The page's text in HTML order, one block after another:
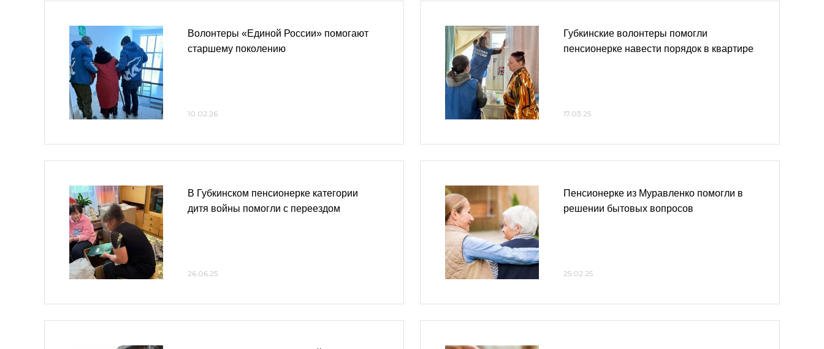
Волонтеры «Единой России» помогают
старшему поколению
10.02.26
В Губкинском пенсионерке категории
дитя войны помогли с переездом
26.06.25
Губкинские волонтеры помогли
пенсионерке навести порядок в квартире
17.03.25
Пенсионерке из Муравленко помогли в
решении бытовых вопросов
25.02.25